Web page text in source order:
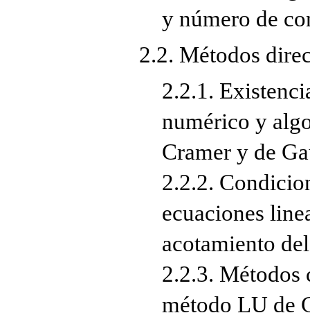
y número de
2.2. Métodos
2.2.1.
numérico y
Cramer y de
2.2.2.
ecuaciones
acotamiento
2.2.3.
método LU de